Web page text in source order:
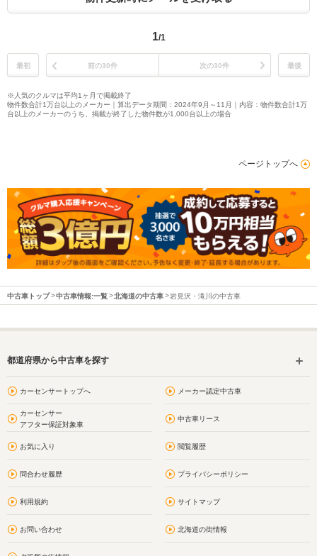
1/1
最初 前の30件 次の30件 最後
※人気のクルマは平均1ヶ月で掲載終了
物件数合計1万台以上のメーカー｜算出データ期間：2024年9月～11月｜内容：物件数合計1万
台以上のメーカーのうち、掲載が終了した物件数が1,000台以上の場合
ページトップへ
中古車トップ 中古車情報:一覧 北海道の中古車 岩見沢・滝川の中古車
都道府県から中古車を探す
カーセンサートップへ メーカー認定中古車
カーセンサー
アフター保証対象車
中古車リース
お気に入り 閲覧履歴
問合わせ履歴 プライバシーポリシー
利用規約 サイトマップ
お問い合わせ 北海道の街情報